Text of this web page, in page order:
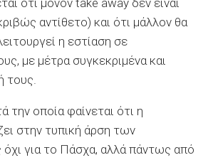
αντίθετο) και ότι μάλλον θα
η εστίαση σε
με μέτρα συγκεκριμένα και
τους.
την οποία φαίνεται ότι η
στην τυπική άρση των
όχι για το Πάσχα, αλλά πάντως από